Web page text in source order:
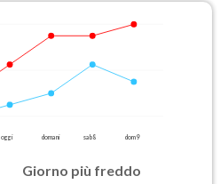
oggi domani sab 8 dom 9
Giorno più freddo